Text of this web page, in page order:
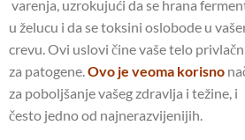
varenja, uzrokujući da se hrana
u želucu i da se toksini oslobode u
crevu. Ovi uslovi čine vaše telo
za patogene.Ovo je veoma korisno
za poboljšanje vašeg zdravlja i težine, i
često jedno od najnerazvijenijih.